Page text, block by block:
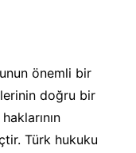
önemli bir
doğru bir
Türk hukuku